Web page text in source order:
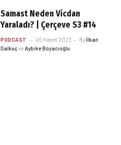
Samast Neden Vicdan
Yaraladı? | Çerçeve S3 #14
PODCAST 20 Kasım 2023 By İlkan
DalkuçveAybike Boyacıoğlu